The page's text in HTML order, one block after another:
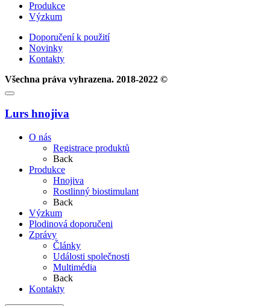
Produkce
Výzkum
Doporučení k použití
Novinky
Kontakty
Všechna práva vyhrazena. 2018-2022 ©
Lurs hnojiva
О nás
Registrace produktů
Back
Produkce
Hnojiva
Rostlinný biostimulant
Back
Výzkum
Plodinová doporučeni
Zprávy
Články
Události společnosti
Multimédia
Back
Kontakty